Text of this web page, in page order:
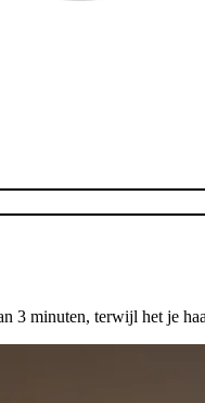
3 minuten, terwijl het je